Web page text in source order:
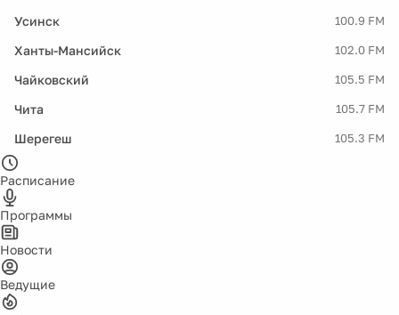
Усинск 100.9 FM
Ханты-Мансийск 102.0 FM
Чайковский 105.5 FM
Чита 105.7 FM
Шерегеш 105.3 FM
Расписание
Программы
Новости
Ведущие